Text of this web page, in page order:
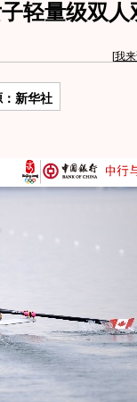
轻量级双人
[我
：新华社